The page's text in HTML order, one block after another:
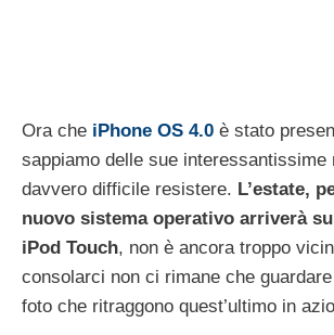
Ora che iPhone OS 4.0 è stato
sappiamo delle sue interessantissime
davvero difficile resistere. L’estate,
nuovo sistema operativo arriverà
iPod Touch, non è ancora troppo
consolarci non ci rimane che
foto che ritraggono quest’ultimo in